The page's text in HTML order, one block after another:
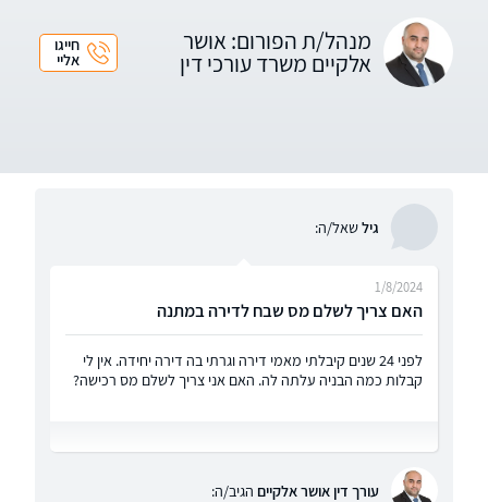
מנהל/ת הפורום: אושר
אלקיים משרד עורכי דין
חייגו
אליי
גילשאל/ה:
האם צריך לשלם מס שבח לדירה במתנה
1/8/2024
לפני 24 שנים קיבלתי מאמי דירה וגרתי בה דירה יחידה. אין לי
קבלות כמה הבניה עלתה לה. האם אני צריך לשלם מס רכישה?
עורך דין אושר אלקיים הגיב/ה: